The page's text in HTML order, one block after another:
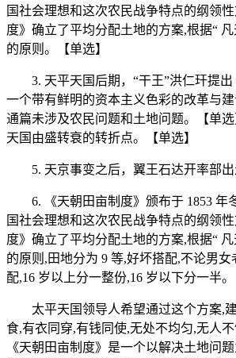
国社会理想和这次农民战争特点的纲领
度》确立了平均分配土地的方案,根据“
的原则。【单选】
3. 天平天国后期，“干王”洪仁玕提出
一个带有鲜明的资本主义色彩的改革与
通篇未涉及农民问题和土地问题。【单
天国由盛转衰的转折点。【单选】
5. 天京事变之后，翼王石达开率部出
6. 《天朝田亩制度》颁布于 1853 年
国社会理想和这次农民战争特点的纲领
度》确立了平均分配土地的方案,根据“
的原则,田地分为 9 等,好坏搭配,不论男
配,16 岁以上分一整份,16 岁以下分一半。
太平天国领导人希望通过这个方案,建
食,有衣同穿,有钱同使,无处不均匀,无人不
《天朝田亩制度》是一个以解决土地问